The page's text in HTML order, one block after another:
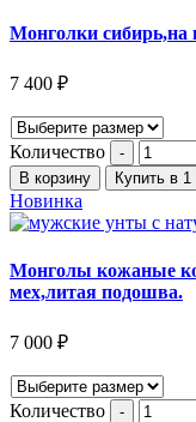
Монголки
7 400 ₽
Количество
В корзину Купить в 1
Новинка
Монголы кожаные
мех,литая подошва.
7 000 ₽
Количество